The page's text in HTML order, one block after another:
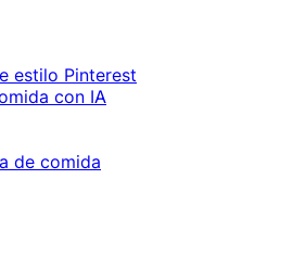
estilo Pinterest
con IA
de comida